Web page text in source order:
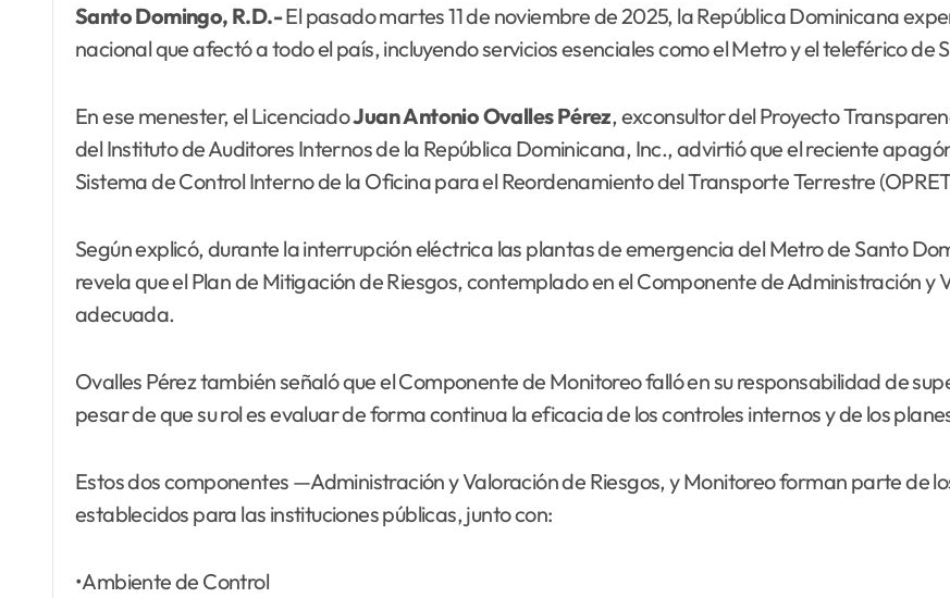
Santo Domingo, R.D.-El pasado martes 11 de noviembre de 2025, la República Dominicana
nacional que afectó a todo el país, incluyendo servicios esenciales como el Metro y el teleférico de
En ese menester, el LicenciadoJuanAntonio Ovalles Pérez, exconsultor del Proyecto
del Instituto de Auditores Internos de la República Dominicana, Inc., advirtió que el reciente
Sistema de Control Interno de la Oficina para el Reordenamiento del Transporte Terrestre
Según explicó, durante la interrupción eléctrica las plantas de emergencia del Metro de Santo
revela que el Plan de Mitigación de Riesgos, contemplado en el Componente de Administración y
adecuada.
Ovalles Pérez también señaló que el Componente de Monitoreo falló en su responsabilidad de
pesar de que su rol es evaluar de forma continua la eficacia de los controles internos y de los
Estos dos componentes —Administración y Valoración de Riesgos, y Monitoreo forman parte de
establecidos para las instituciones públicas, junto con:
•Ambiente de Control